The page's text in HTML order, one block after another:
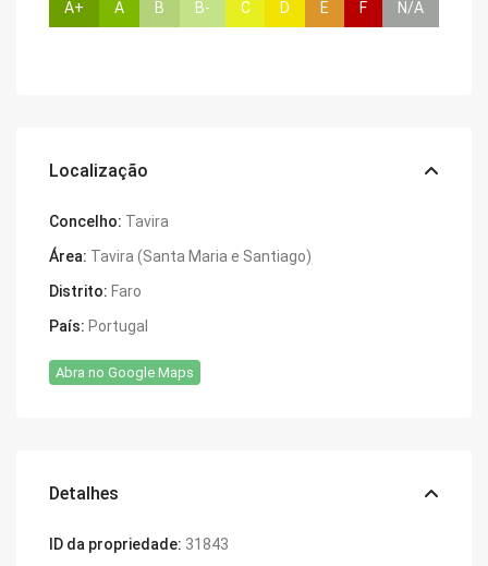
A+ A B B- C D E F N/A
Localização
Concelho: Tavira
Área: Tavira (Santa Maria e Santiago)
Distrito: Faro
País: Portugal
Abra no Google Maps
Detalhes
ID da propriedade: 31843